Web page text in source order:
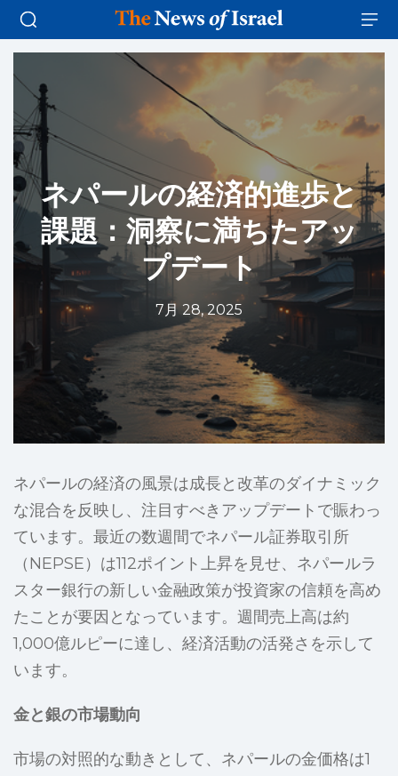
ネパールの経済的進歩と
課題：洞察に満ちたアッ
プデート
7月 28, 2025
ネパールの経済の風景は成長と改革のダイナミック
な混合を反映し、注目すべきアップデートで賑わっ
ています。最近の数週間でネパール証券取引所
（NEPSE）は112ポイント上昇を見せ、ネパールラ
スター銀行の新しい金融政策が投資家の信頼を高め
たことが要因となっています。週間売上高は約
1,000億ルピーに達し、経済活動の活発さを示して
います。
金と銀の市場動向
市場の対照的な動きとして、ネパールの金価格は1